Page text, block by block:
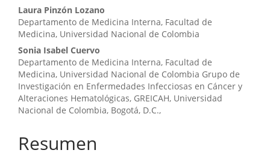
Laura Pinzón Lozano
Departamento de Medicina Interna, Facultad de
Medicina, Universidad Nacional de Colombia
Sonia Isabel Cuervo
Departamento de Medicina Interna, Facultad de
Medicina, Universidad Nacional de Colombia Grupo de
Investigación en Enfermedades Infecciosas en Cáncer y
Alteraciones Hematológicas, GREICAH, Universidad
Nacional de Colombia, Bogotá, D.C.,
Resumen